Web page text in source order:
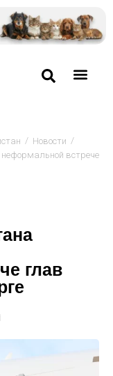
/ Новости /
встрече
глав